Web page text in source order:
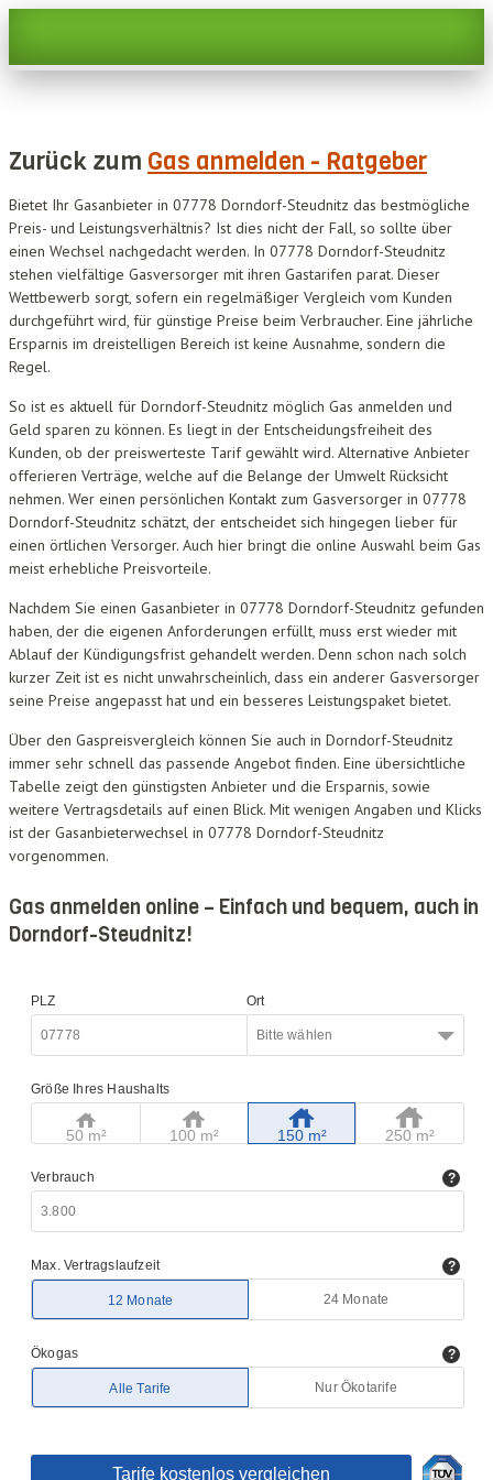
Zurück zum Gas anmelden - Ratgeber
Bietet Ihr Gasanbieter in 07778 Dorndorf-Steudnitz das bestmögliche
Preis- und Leistungsverhältnis? Ist dies nicht der Fall, so sollte über
einen Wechsel nachgedacht werden. In 07778 Dorndorf-Steudnitz
stehen vielfältige Gasversorger mit ihren Gastarifen parat. Dieser
Wettbewerb sorgt, sofern ein regelmäßiger Vergleich vom Kunden
durchgeführt wird, für günstige Preise beim Verbraucher. Eine jährliche
Ersparnis im dreistelligen Bereich ist keine Ausnahme, sondern die
Regel.
So ist es aktuell für Dorndorf-Steudnitz möglich Gas anmelden und
Geld sparen zu können. Es liegt in der Entscheidungsfreiheit des
Kunden, ob der preiswerteste Tarif gewählt wird. Alternative Anbieter
offerieren Verträge, welche auf die Belange der Umwelt Rücksicht
nehmen. Wer einen persönlichen Kontakt zum Gasversorger in 07778
Dorndorf-Steudnitz schätzt, der entscheidet sich hingegen lieber für
einen örtlichen Versorger. Auch hier bringt die online Auswahl beim Gas
meist erhebliche Preisvorteile.
Nachdem Sie einen Gasanbieter in 07778 Dorndorf-Steudnitz gefunden
haben, der die eigenen Anforderungen erfüllt, muss erst wieder mit
Ablauf der Kündigungsfrist gehandelt werden. Denn schon nach solch
kurzer Zeit ist es nicht unwahrscheinlich, dass ein anderer Gasversorger
seine Preise angepasst hat und ein besseres Leistungspaket bietet.
Über den Gaspreisvergleich können Sie auch in Dorndorf-Steudnitz
immer sehr schnell das passende Angebot finden. Eine übersichtliche
Tabelle zeigt den günstigsten Anbieter und die Ersparnis, sowie
weitere Vertragsdetails auf einen Blick. Mit wenigen Angaben und Klicks
ist der Gasanbieterwechsel in 07778 Dorndorf-Steudnitz
vorgenommen.
Gas anmelden online – Einfach und bequem, auch in
Dorndorf-Steudnitz!